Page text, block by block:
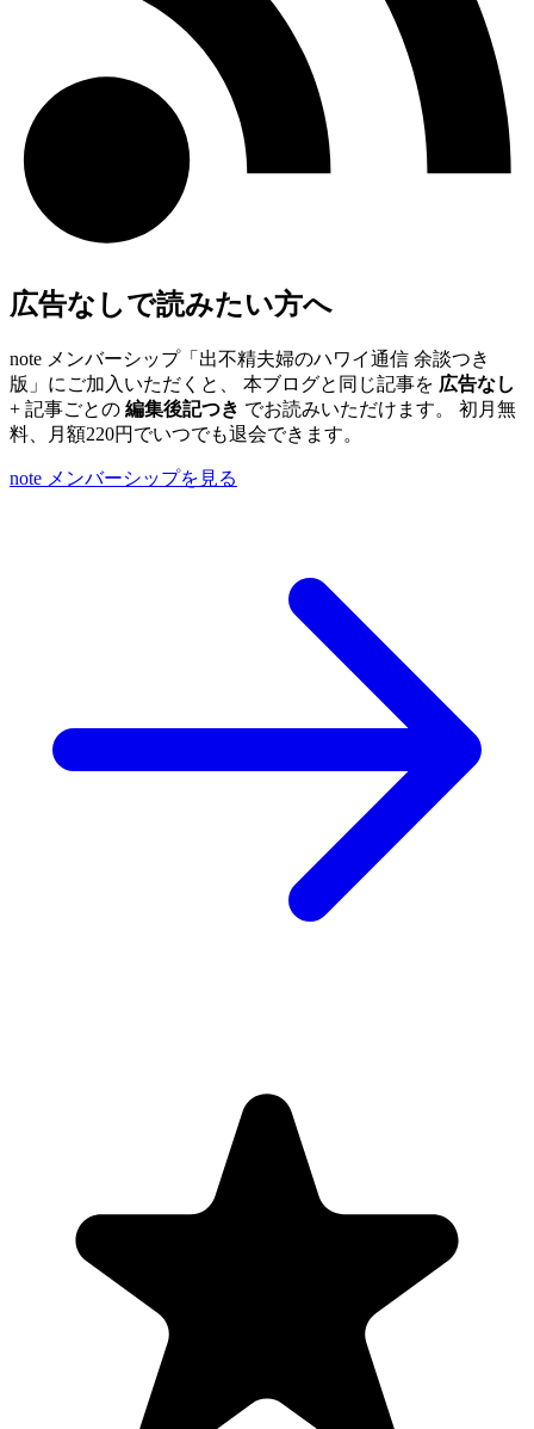
広告なしで読みたい方へ
note メンバーシップ「出不精夫婦のハワイ通信 余談つき
版」にご加入いただくと、 本ブログと同じ記事を 広告なし
+ 記事ごとの 編集後記つき でお読みいただけます。 初月無
料、月額220円でいつでも退会できます。
note メンバーシップを見る